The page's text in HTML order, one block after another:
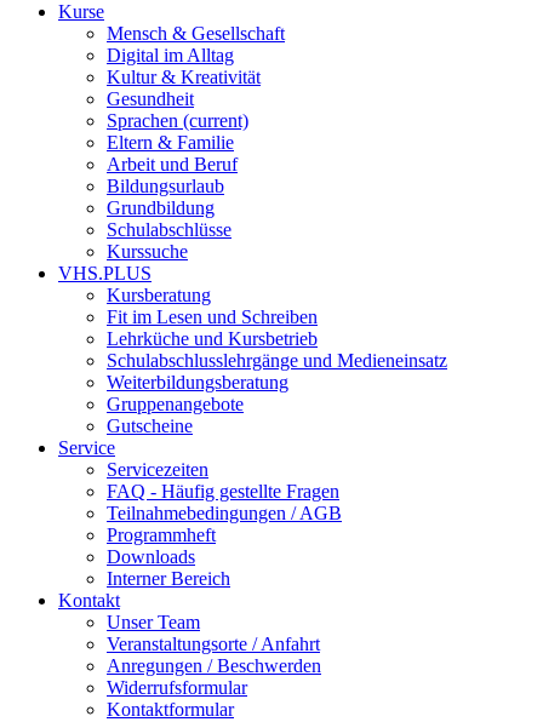
Kurse
Mensch & Gesellschaft
Digital im Alltag
Kultur & Kreativität
Gesundheit
Sprachen (current)
Eltern & Familie
Arbeit und Beruf
Bildungsurlaub
Grundbildung
Schulabschlüsse
Kurssuche
VHS.PLUS
Kursberatung
Fit im Lesen und Schreiben
Lehrküche und Kursbetrieb
Schulabschlusslehrgänge und Medieneinsatz
Weiterbildungsberatung
Gruppenangebote
Gutscheine
Service
Servicezeiten
FAQ - Häufig gestellte Fragen
Teilnahmebedingungen / AGB
Programmheft
Downloads
Interner Bereich
Kontakt
Unser Team
Veranstaltungsorte / Anfahrt
Anregungen / Beschwerden
Widerrufsformular
Kontaktformular